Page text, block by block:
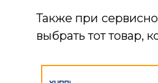
Также при
выбрать тот товар,